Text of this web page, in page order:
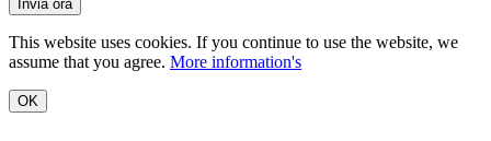
This website uses cookies. If you continue to use the website, we
assume that you agree. More information's
OK